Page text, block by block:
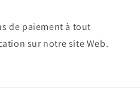
de paiement à tout
sur notre site Web.